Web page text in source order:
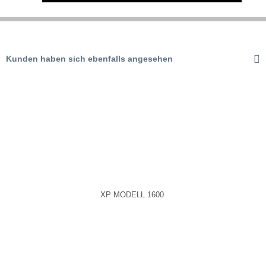
Kunden haben sich ebenfalls angesehen
XP MODELL 1600